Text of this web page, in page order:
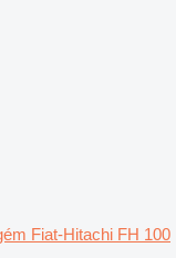
Fiat-Hitachi FH 100